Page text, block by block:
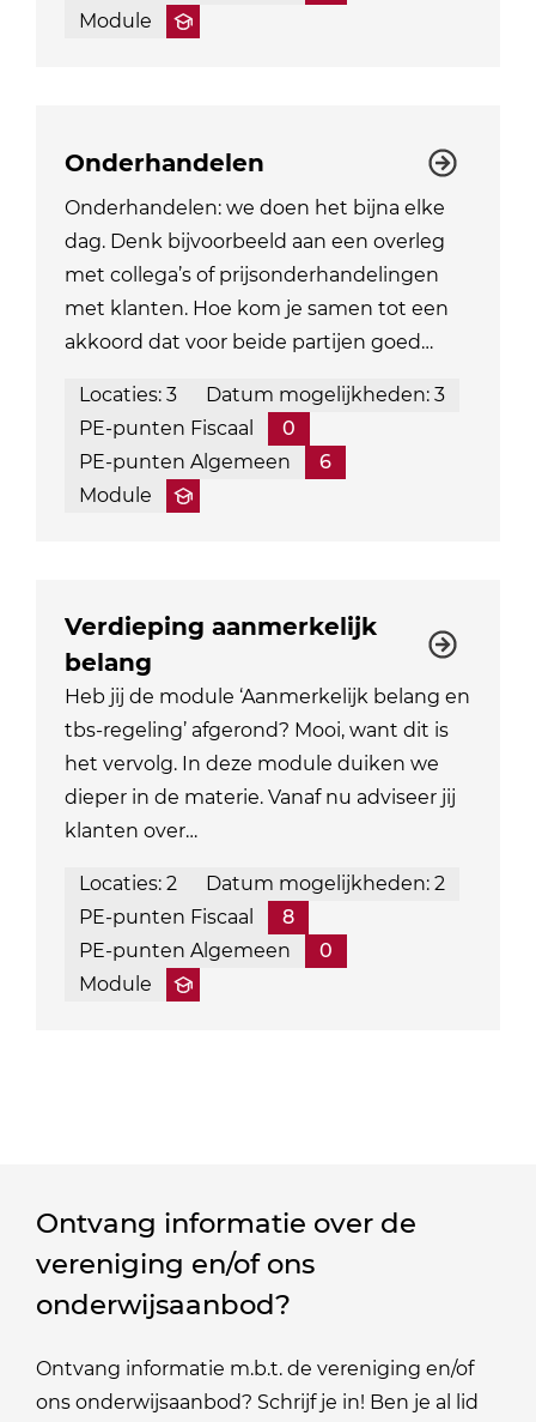
Module
Onderhandelen
Onderhandelen: we doen het bijna elke
dag. Denk bijvoorbeeld aan een overleg
met collega’s of prijsonderhandelingen
met klanten. Hoe kom je samen tot een
akkoord dat voor beide partijen goed…
Locaties: 3
Datum mogelijkheden: 3
PE-punten Fiscaal
0
PE-punten Algemeen
6
Module
Verdieping aanmerkelijk
belang
Heb jij de module ‘Aanmerkelijk belang en
tbs-regeling’ afgerond? Mooi, want dit is
het vervolg. In deze module duiken we
dieper in de materie. Vanaf nu adviseer jij
klanten over…
Locaties: 2
Datum mogelijkheden: 2
PE-punten Fiscaal
8
PE-punten Algemeen
0
Module
Ontvang informatie over de
vereniging en/of ons
onderwijsaanbod?
Ontvang informatie m.b.t. de vereniging en/of
ons onderwijsaanbod? Schrijf je in! Ben je al lid